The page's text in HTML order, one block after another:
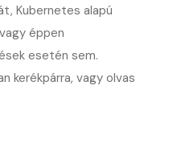
Kubernetes alapú
éppen
esetén sem.
kerékpárra, vagy olvas